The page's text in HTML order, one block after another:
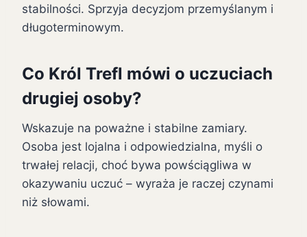
stabilności. Sprzyja decyzjom przemyślanym i
długoterminowym.
Co Król Trefl mówi o uczuciach
drugiej osoby?
Wskazuje na poważne i stabilne zamiary.
Osoba jest lojalna i odpowiedzialna, myśli o
trwałej relacji, choć bywa powściągliwa w
okazywaniu uczuć – wyraża je raczej czynami
niż słowami.